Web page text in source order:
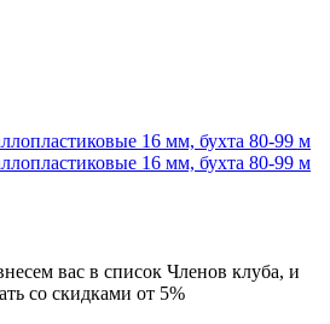
16 мм, бухта 80-99 м
16 мм, бухта 80-99 м
вас в список Членов клуба, и
со скидками от 5%